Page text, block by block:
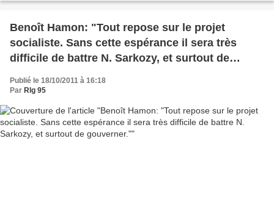
Benoît Hamon: "Tout repose sur le projet
socialiste. Sans cette espérance il sera très
difficile de battre N. Sarkozy, et surtout de
Publié le 18/10/2011 à 16:18
Par Rlg 95